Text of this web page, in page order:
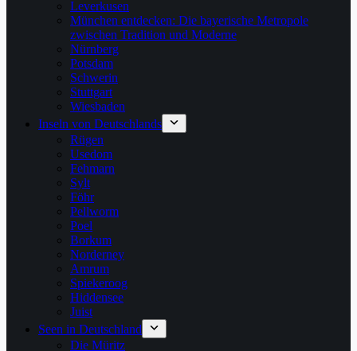
Leverkusen
München entdecken: Die bayerische Metropole
zwischen Tradition und Moderne
Nürnberg
Potsdam
Schwerin
Stuttgart
Wiesbaden
Inseln von Deutschlands
Rügen
Usedom
Fehmarn
Sylt
Föhr
Pellworm
Poel
Borkum
Norderney
Amrum
Spiekeroog
Hiddensee
Juist
Seen in Deutschland
Die Müritz